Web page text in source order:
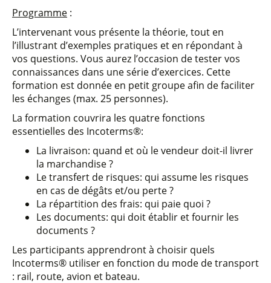
Programme :
L’intervenant vous présente la théorie, tout en
l’illustrant d’exemples pratiques et en répondant à
vos questions. Vous aurez l’occasion de tester vos
connaissances dans une série d’exercices. Cette
formation est donnée en petit groupe afin de faciliter
les échanges (max. 25 personnes).
La formation couvrira les quatre fonctions
essentielles des Incoterms®:
La livraison: quand et où le vendeur doit-il livrer
la marchandise ?
Le transfert de risques: qui assume les risques
en cas de dégâts et/ou perte ?
La répartition des frais: qui paie quoi ?
Les documents: qui doit établir et fournir les
documents ?
Les participants apprendront à choisir quels
Incoterms® utiliser en fonction du mode de transport
: rail, route, avion et bateau.